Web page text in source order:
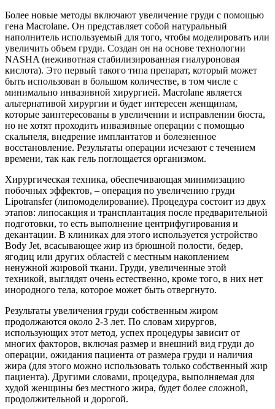
Более новые методы включают увеличение груди с помощью
гена Macrolane. Он представляет собой натуральный
наполнитель используемый для того, чтобы моделировать или
увеличить объем груди. Создан он на основе технологии
NASHA (неживотная стабилизированная гиалуроновая
кислота). Это первый такого типа препарат, который может
быть использован в большом количестве, в том числе с
минимально инвазивной хирургией. Macrolane является
альтернативой хирургии и будет интересен женщинам,
которые заинтересованы в увеличении и исправлении бюста,
но не хотят проходить инвазивные операции с помощью
скальпеля, внедрение имплантатов и болезненное
восстановление. Результаты операции исчезают с течением
времени, так как гель поглощается организмом.
Хирургическая техника, обеспечивающая минимизацию
побочных эффектов, – операция по увеличению груди
Lipotransfer (липомоделирование). Процедура состоит из двух
этапов: липосакция и трансплантация после предварительной
подготовки, то есть выполнение центрифугирования и
декантации. В клиниках для этого используется устройство
Body Jet, всасывающее жир из брюшной полости, бедер,
ягодиц или других областей с местным накоплением
ненужной жировой ткани. Груди, увеличенные этой
техникой, выглядят очень естественно, кроме того, в них нет
инородного тела, которое может быть отвергнуто.
Результаты увеличения груди собственным жиром
продолжаются около 2-3 лет. По словам хирургов,
использующих этот метод, успех процедуры зависит от
многих факторов, включая размер и внешний вид груди до
операции, ожидания пациента от размера груди и наличия
жира (для этого можно использовать только собственный жир
пациента). Другими словами, процедура, выполняемая для
худой женщины без местного жира, будет более сложной,
продолжительной и дорогой.